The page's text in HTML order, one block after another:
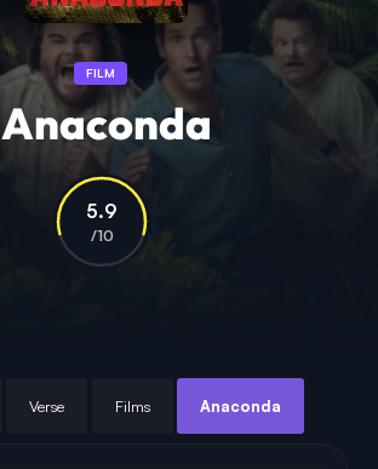
FILM
Anaconda
5.9
/10
Verse Films Anaconda